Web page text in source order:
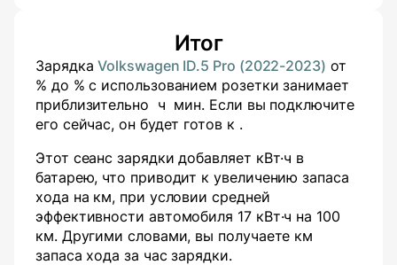
Итог
ЗарядкаVolkswagen ID.5 Pro (2022-2023) от
% до % с использованием розеткизанимает
приблизительно ч мин. Если вы подключите
его сейчас, он будет готов к .
Этот сеанс зарядки добавляет кВт·ч в
батарею, что приводит к увеличению запаса
хода на км, при условии средней
эффективности автомобиля 17 кВт·ч на 100
км. Другими словами, вы получаете км
запаса хода за час зарядки.